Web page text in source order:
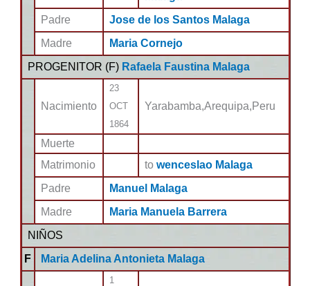
Padre
Jose de los Santos Malaga
Madre
Maria Cornejo
PROGENITOR (F) Rafaela Faustina Malaga
Nacimiento
23
OCT
1864
Yarabamba,Arequipa,Peru
Muerte
Matrimonio
to wenceslao Malaga
Padre
Manuel Malaga
Madre
Maria Manuela Barrera
NIÑOS
F
Maria Adelina Antonieta Malaga
1